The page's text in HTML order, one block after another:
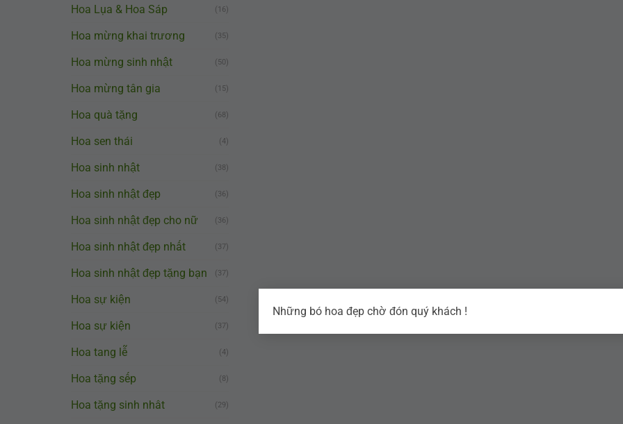
Những bó hoa đẹp chờ đón quý khách !
Hoa Lụa & Hoa Sáp (16)
Hoa mừng khai trương (35)
Hoa mừng sinh nhật (50)
Hoa mừng tân gia (15)
Hoa quà tặng (68)
Hoa sen thái (4)
Hoa sinh nhật (38)
Hoa sinh nhật đẹp (36)
Hoa sinh nhật đẹp cho nữ (36)
Hoa sinh nhật đẹp nhất (37)
Hoa sinh nhật đẹp tặng bạn (37)
Hoa sự kiện (54)
Hoa sự kiện (37)
Hoa tang lễ (4)
Hoa tặng sếp (8)
Hoa tặng sinh nhât (29)